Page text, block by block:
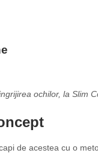
ochilor, la Slim
de acestea cu o